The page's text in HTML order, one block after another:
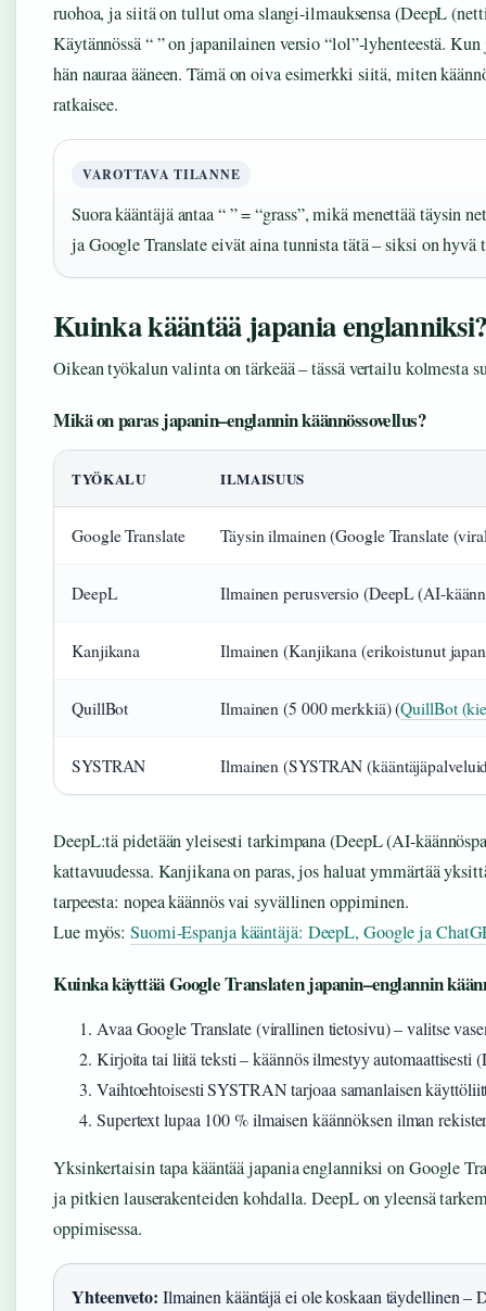
ruohoa, ja siitä on tullut oma slangi-ilmauksensa (DeepL
Käytännössä “ ” on japanilainen versio “lol”-lyhenteestä.
hän nauraa ääneen. Tämä on oiva esimerkki siitä, miten
ratkaisee.
VAROTTAVA TILANNE
Suora kääntäjä antaa “ ” = “grass”, mikä menettää täysin
ja Google Translate eivät aina tunnista tätä – siksi on hyvä
Kuinka kääntää japania
Oikean työkalun valinta on tärkeää – tässä vertailu kolmesta
Mikä on paras japanin–englannin käännössovellus?
TYÖKALU ILMAISUUS
Google Translate Täysin ilmainen (Google Translate
DeepL Ilmainen perusversio (DeepL (AI-
Kanjikana Ilmainen (Kanjikana (erikoistunut
QuillBot Ilmainen (5 000 merkkiä) (QuillBot
SYSTRAN Ilmainen (SYSTRAN
DeepL:tä pidetään yleisesti tarkimpana (DeepL (AI-
kattavuudessa. Kanjikana on paras, jos haluat ymmärtää
tarpeesta: nopea käännös vai syvällinen oppiminen.
Lue myös:Suomi-Espanja kääntäjä: DeepL, Google ja
Kuinka käyttää Google Translaten japanin–englannin
Avaa Google Translate (virallinen tietosivu) – valitse
Kirjoita tai liitä teksti – käännös ilmestyy automaattisesti
Vaihtoehtoisesti SYSTRAN tarjoaa samanlaisen
Supertext lupaa 100 % ilmaisen käännöksen ilman
Yksinkertaisin tapa kääntää japania englanniksi on Google
ja pitkien lauserakenteiden kohdalla. DeepL on yleensä
oppimisessa.
Yhteenveto: Ilmainen kääntäjä ei ole koskaan täydellinen –